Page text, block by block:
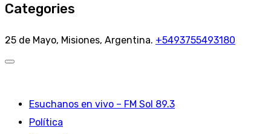
Categories
25 de Mayo, Misiones, Argentina. +5493755493180
Esuchanos en vivo – FM Sol 89.3
Política